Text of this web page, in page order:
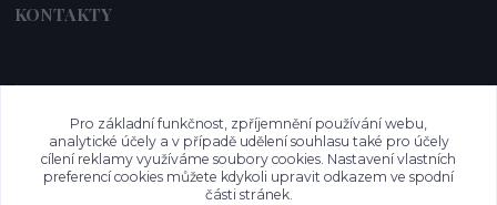
KONTAKTY
📞 +420 732 779 508
www.vysnenekabelky.cz
Pro základní funkčnost, zpříjemnění používání webu,
analytické účely a v případě udělení souhlasu také pro účely
cílení reklamy využíváme soubory cookies. Nastavení vlastních
preferencí cookies můžete kdykoli upravit odkazem ve spodní
části stránek.